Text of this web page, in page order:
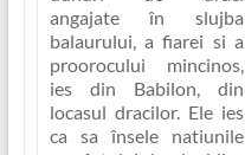
angajate în slujba
balaurului, a fiarei si a
proorocului mincinos,
ies din Babilon, din
locasul dracilor. Ele ies
ca sa însele natiunile